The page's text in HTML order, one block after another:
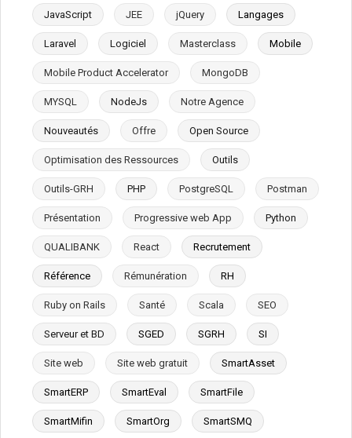
JavaScript JEE jQuery Langages
Laravel Logiciel Masterclass Mobile
Mobile Product Accelerator MongoDB
MYSQL NodeJs Notre Agence
Nouveautés Offre Open Source
Optimisation des Ressources Outils
Outils-GRH PHP PostgreSQL Postman
Présentation Progressive web App Python
QUALIBANK React Recrutement
Référence Rémunération RH
Ruby on Rails Santé Scala SEO
Serveur et BD SGED SGRH SI
Site web Site web gratuit SmartAsset
SmartERP SmartEval SmartFile
SmartMifin SmartOrg SmartSMQ